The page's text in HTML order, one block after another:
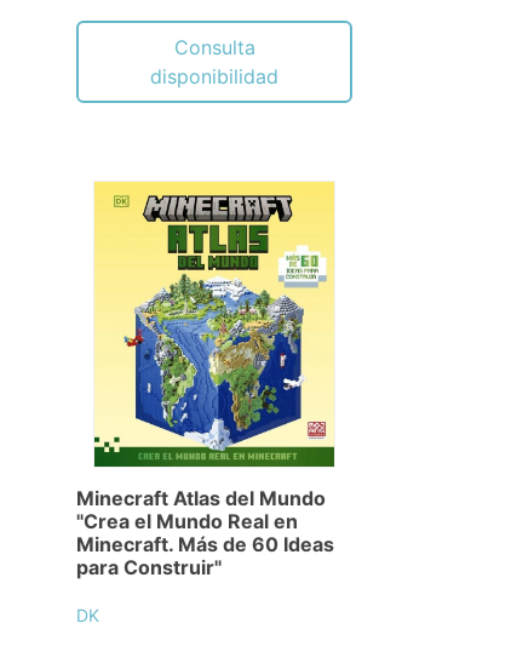
Consulta
disponibilidad
Minecraft Atlas del Mundo
"Crea el Mundo Real en
Minecraft. Más de 60 Ideas
para Construir"
DK